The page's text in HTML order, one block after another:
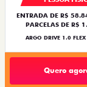
ENTRADA DE R$
PARCELAS DE R$
ARGO DRIVE 1.0
Quero